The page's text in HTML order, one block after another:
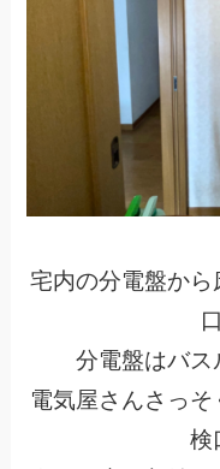
宅内の分電盤か
分電盤はバス
電気屋さんさっ
検